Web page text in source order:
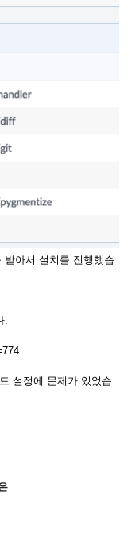
아서 설치를 진행했습
.
설정에 문제가 있었습